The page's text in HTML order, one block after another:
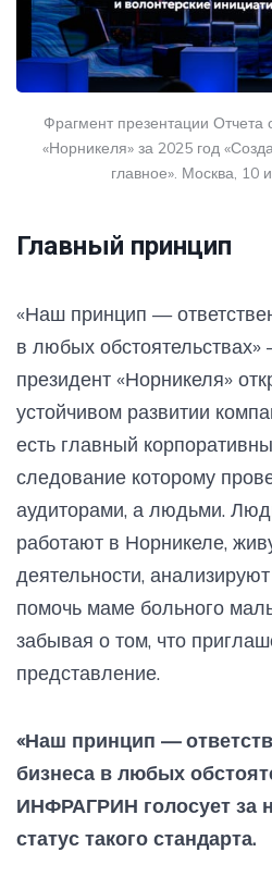
Фрагмент презентации Отчета
«Норникеля» за 2025 год
главное». Москва, 10
Главный принцип
«Наш принцип —
в любых
президент «Норникеля»
устойчивом развитии
есть главный
следование которому
аудиторами, а людьми.
работают в Норникеле,
деятельности,
помочь маме больного
забывая о том, что
представление.
«Наш принцип —
бизнеса в любых
ИНФРАГРИН голосует за
статус такого стандарта.